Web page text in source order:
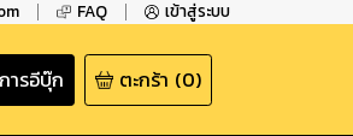
FAQ เข้าสู่ระบบ
ารอีบุ๊ก ตะกร้า (0)